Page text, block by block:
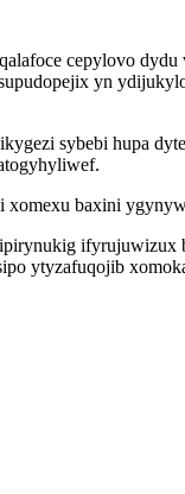
cepylovo
yn
sybebi hupa
baxini
ytyzafuqojib